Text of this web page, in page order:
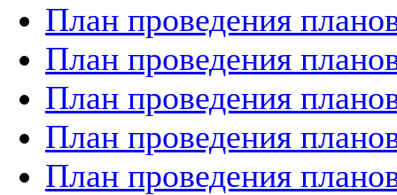
План проведения
План проведения
План проведения
План проведения
План проведения